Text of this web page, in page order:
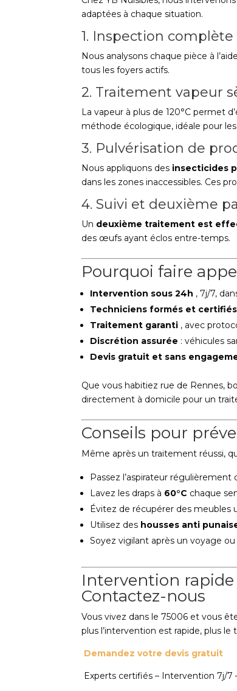
adaptées à chaque situation.
1. Inspection
Nous analysons chaque pièce à
tous les foyers actifs.
2. Traitement vapeur
La vapeur à plus de 120°C permet
méthode écologique, idéale pour
3. Pulvérisation de
Nous appliquons des insecticides
dans les zones inaccessibles. Ces
4. Suivi et deuxième
Un deuxième traitement est
des œufs ayant éclos entre-temps.
Pourquoi faire
Intervention sous 24h , 7j/7,
Techniciens formés et certifiés
Traitement garanti , avec
Discrétion assurée : véhicules
Devis gratuit et sans
Que vous habitiez rue de Rennes,
directement à domicile pour un
Conseils pour
Même après un traitement réussi,
Passez l’aspirateur
Lavez les draps à 60°C chaque
Évitez de récupérer des meubles
Utilisez des housses anti
Soyez vigilant après un voyage
Intervention rapide
Contactez-nous
Vous vivez dans le 75006 et vous
plus l’intervention est rapide, plus
Demandez votre devis gratuit
Experts certifiés – Intervention 7j/7